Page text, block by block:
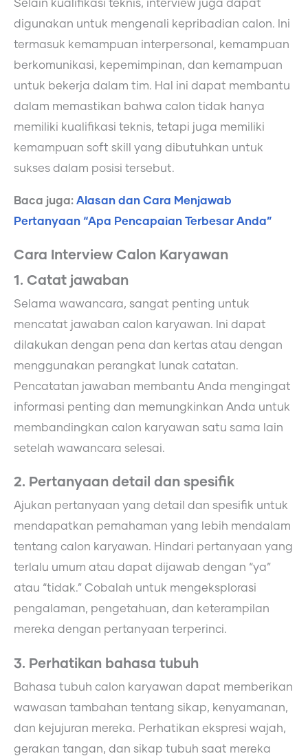
Selain kualifikasi teknis, interview juga dapat
digunakan untuk mengenali kepribadian calon. Ini
termasuk kemampuan interpersonal, kemampuan
berkomunikasi, kepemimpinan, dan kemampuan
untuk bekerja dalam tim. Hal ini dapat membantu
dalam memastikan bahwa calon tidak hanya
memiliki kualifikasi teknis, tetapi juga memiliki
kemampuan soft skill yang dibutuhkan untuk
sukses dalam posisi tersebut.
Baca juga: Alasan dan Cara Menjawab
Pertanyaan “Apa Pencapaian Terbesar Anda”
Cara Interview Calon Karyawan
1. Catat jawaban
Selama wawancara, sangat penting untuk
mencatat jawaban calon karyawan. Ini dapat
dilakukan dengan pena dan kertas atau dengan
menggunakan perangkat lunak catatan.
Pencatatan jawaban membantu Anda mengingat
informasi penting dan memungkinkan Anda untuk
membandingkan calon karyawan satu sama lain
setelah wawancara selesai.
2. Pertanyaan detail dan spesifik
Ajukan pertanyaan yang detail dan spesifik untuk
mendapatkan pemahaman yang lebih mendalam
tentang calon karyawan. Hindari pertanyaan yang
terlalu umum atau dapat dijawab dengan “ya”
atau “tidak.” Cobalah untuk mengeksplorasi
pengalaman, pengetahuan, dan keterampilan
mereka dengan pertanyaan terperinci.
3. Perhatikan bahasa tubuh
Bahasa tubuh calon karyawan dapat memberikan
wawasan tambahan tentang sikap, kenyamanan,
dan kejujuran mereka. Perhatikan ekspresi wajah,
gerakan tangan, dan sikap tubuh saat mereka